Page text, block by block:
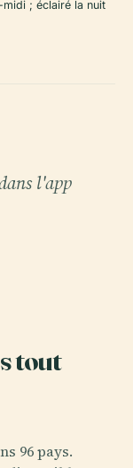
; éclairé la nuit
l'app
tout
96 pays.